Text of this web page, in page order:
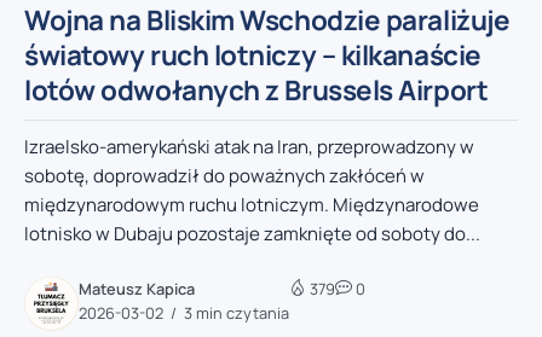
Wojna na Bliskim Wschodzie paraliżuje
światowy ruch lotniczy – kilkanaście
lotów odwołanych z Brussels Airport
Izraelsko-amerykański atak na Iran, przeprowadzony w
sobotę, doprowadził do poważnych zakłóceń w
międzynarodowym ruchu lotniczym. Międzynarodowe
lotnisko w Dubaju pozostaje zamknięte od soboty do...
Mateusz Kapica
2026-03-02
3 min czytania
379 0